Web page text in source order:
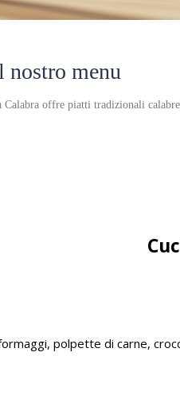
nostro menu
Calabra offre piatti tradizionali
polpette di carne,